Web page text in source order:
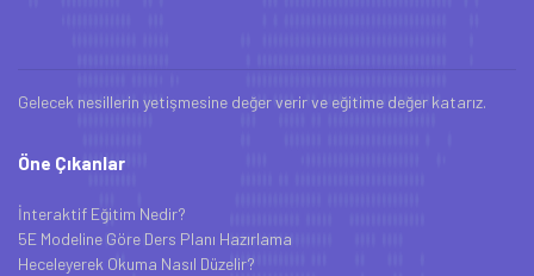
Gelecek nesillerin yetişmesine değer verir ve eğitime değer katarız.
Öne Çıkanlar
İnteraktif Eğitim Nedir?
5E Modeline Göre Ders Planı Hazırlama
Heceleyerek Okuma Nasıl Düzelir?